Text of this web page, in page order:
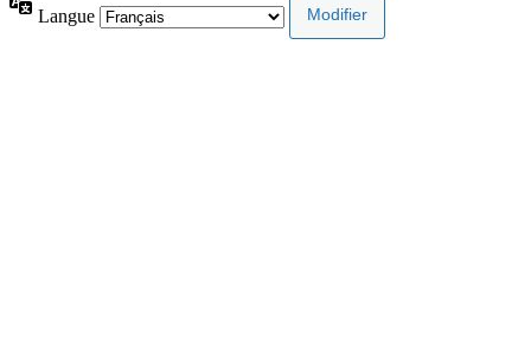
Langue